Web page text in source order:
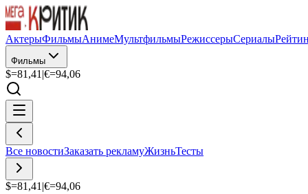
АктерыФильмыАнимеМультфильмыРежиссерыСериалы
Фильмы
$=81,41 |€=94,06
Все новостиЗаказать рекламуЖизньТесты
$=81,41 |€=94,06